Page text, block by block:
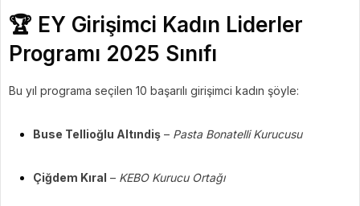
🏆 EY Girişimci Kadın Liderler
Programı 2025 Sınıfı
Bu yıl programa seçilen 10 başarılı girişimci kadın şöyle:
Buse Tellioğlu Altındiş – Pasta Bonatelli Kurucusu
Çiğdem Kıral – KEBO Kurucu Ortağı